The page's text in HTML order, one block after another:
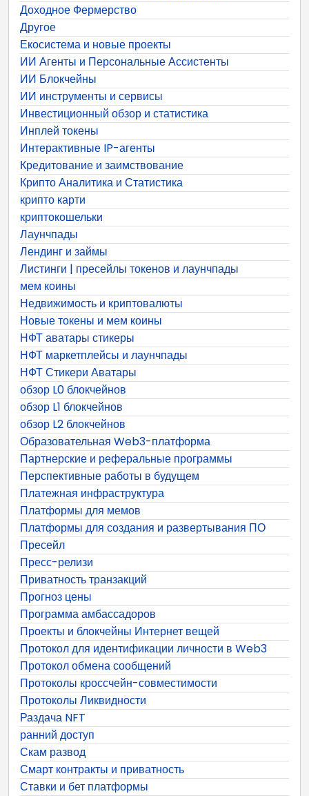
Доходное Фермерство
Другое
Екосистема и новые проекты
ИИ Агенты и Персональные Ассистенты
ИИ Блокчейны
ИИ инструменты и сервисы
Инвестиционный обзор и статистика
Инплей токены
Интерактивные IP-агенты
Кредитование и заимствование
Крипто Аналитика и Статистика
крипто карти
криптокошельки
Лаунчпады
Лендинг и займы
Листинги | пресейлы токенов и лаунчпады
мем коины
Недвижимость и криптовалюты
Новые токены и мем коины
НФТ аватары стикеры
НФТ маркетплейсы и лаунчпады
НФТ Стикери Аватары
обзор L0 блокчейнов
обзор L1 блокчейнов
обзор L2 блокчейнов
Образовательная Web3-платформа
Партнерские и реферальные программы
Перспективные работы в будущем
Платежная инфраструктура
Платформы для мемов
Платформы для создания и развертывания ПО
Пресейл
Пресс-релизи
Приватность транзакций
Прогноз цены
Программа амбассадоров
Проекты и блокчейны Интернет вещей
Протокол для идентификации личности в Web3
Протокол обмена сообщений
Протоколы кроссчейн-совместимости
Протоколы Ликвидности
Раздача NFT
ранний доступ
Скам развод
Смарт контракты и приватность
Ставки и бет платформы